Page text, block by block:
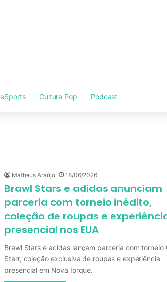
eSports Cultura Pop Podcast
Matheus Araújo 18/06/2026
Brawl Stars e adidas anunciam
parceria com torneio inédito,
coleção de roupas e
presencial nos EUA
Brawl Stars e adidas lançam parceria com torneio
Starr, coleção exclusiva de roupas e experiência
presencial em Nova Iorque.